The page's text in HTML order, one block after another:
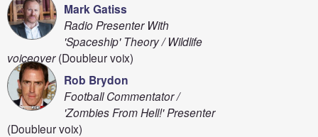
Mark Gatiss
Radio Presenter With
'Spaceship' Theory / Wildlife
voiceover(Doubleur voix)
Rob Brydon
Football Commentator /
'Zombies From Hell!' Presenter
(Doubleur voix)